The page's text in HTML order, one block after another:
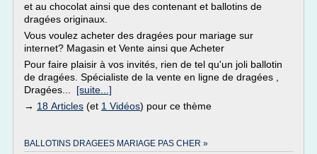
et au chocolat ainsi que des contenant et ballotins de
dragées originaux.
Vous voulez acheter des dragées pour mariage sur
internet? Magasin et Vente ainsi que Acheter
Pour faire plaisir à vos invités, rien de tel qu'un joli ballotin
de dragées. Spécialiste de la vente en ligne de dragées ,
Dragées... [suite...]
→ 18 Articles (et 1 Vidéos) pour ce thème
BALLOTINS DRAGEES MARIAGE PAS CHER »